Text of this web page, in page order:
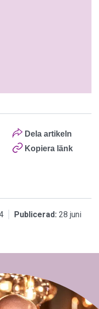
Dela artikeln
Kopiera länk
Publicerad: 28 juni